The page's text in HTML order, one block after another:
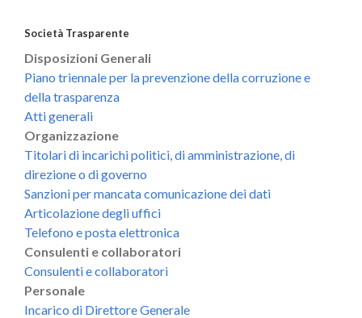
Società Trasparente
Disposizioni Generali
Piano triennale per la prevenzione della corruzione e
della trasparenza
Atti generali
Organizzazione
Titolari di incarichi politici, di amministrazione, di
direzione o di governo
Sanzioni per mancata comunicazione dei dati
Articolazione degli uffici
Telefono e posta elettronica
Consulenti e collaboratori
Consulenti e collaboratori
Personale
Incarico di Direttore Generale